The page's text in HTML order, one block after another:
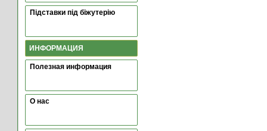
Підставки під біжутерію
ИНФОРМАЦИЯ
Полезная информация
О нас